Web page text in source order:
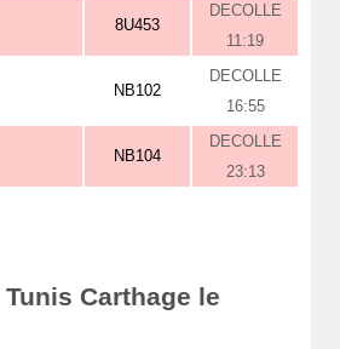
8U453
DECOLLE
11:19
NB102
DECOLLE
16:55
NB104
DECOLLE
23:13
Carthage le